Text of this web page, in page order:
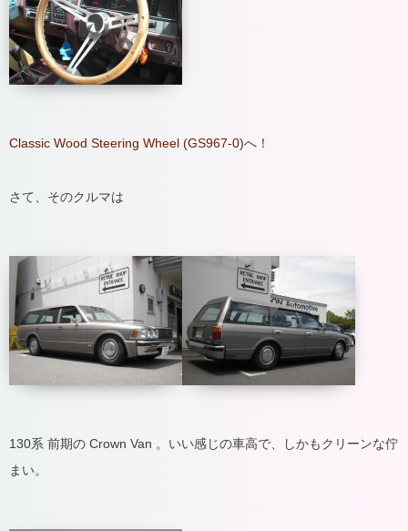
Classic Wood Steering Wheel (GS967-0)へ！
さて、そのクルマは
130系 前期の Crown Van 。いい感じの車高で、しかもクリーンな佇
まい。